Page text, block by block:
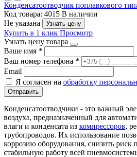
Конденсатоотводчик поплавкового
Код товара: 4015 В наличии
Не указана
Узнать цену
Купить в 1 клик Просмотр
Узнать цену товара
Ваше имя *
Ваш номер телефона *
Email
Я согласен на обработку
Отправить
Конденсатоотводчики - это важный
воздуха, предназначенный для
влаги и конденсата из компрессоров,
трубопроводов. Их использование
коррозию оборудования, снизить риск
стабильную работу всей